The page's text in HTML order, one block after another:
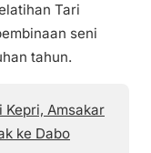
Tari
seni
tahun.
Kepri, Amsakar
ke Dabo